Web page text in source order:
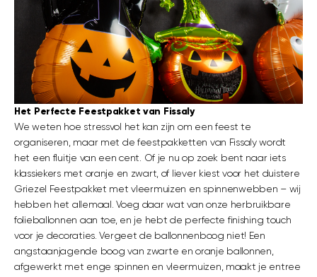
Het Perfecte Feestpakket van Fissaly
We weten hoe stressvol het kan zijn om een feest te
organiseren, maar met de feestpakketten van Fissaly wordt
het een fluitje van een cent. Of je nu op zoek bent naar iets
klassiekers met oranje en zwart, of liever kiest voor het duistere
Griezel Feestpakket met vleermuizen en spinnenwebben – wij
hebben het allemaal. Voeg daar wat van onze herbruikbare
folieballonnen aan toe, en je hebt de perfecte finishing touch
voor je decoraties. Vergeet de ballonnenboog niet! Een
angstaanjagende boog van zwarte en oranje ballonnen,
afgewerkt met enge spinnen en vleermuizen, maakt je entree